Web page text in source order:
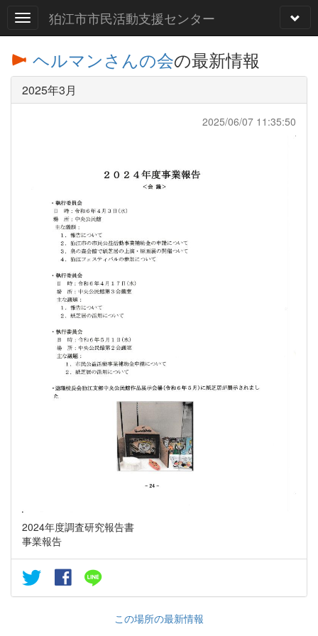
狛江市市民活動支援センター
ヘルマンさんの会の最新情報
2025年3月
2025/06/07 11:35:50
2024年度調査研究報告書
事業報告
この場所の最新情報